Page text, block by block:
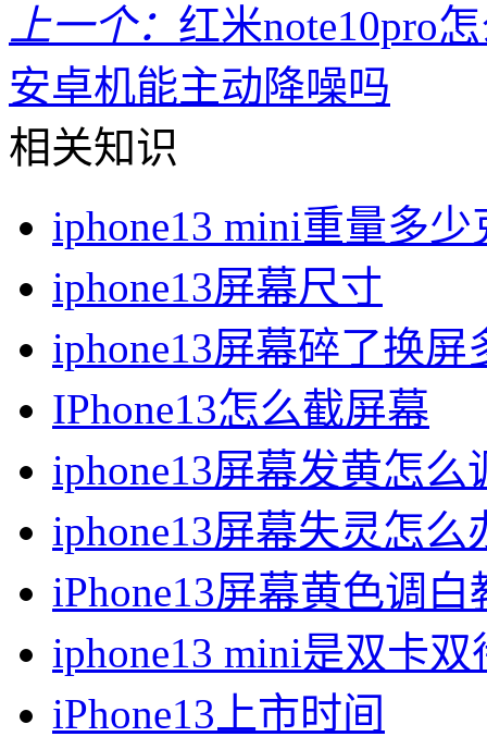
上一个： 红米note10pro
安卓机能主动降噪吗
相关知识
iphone13 mini重量多少
iphone13屏幕尺寸
iphone13屏幕碎了换屏
IPhone13怎么截屏幕
iphone13屏幕发黄怎么
iphone13屏幕失灵怎么
iPhone13屏幕黄色调白
iphone13 mini是双卡双
iPhone13上市时间